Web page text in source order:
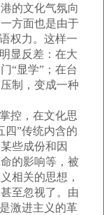
的文化气氛向
方面也是由于
权力。这样一
显反差：在大
“显学”；在台
制，变成一种
控，在文化思
四”传统内含的
些成份和因
的影响等，被
相关的思想，
至忽视了。由
激进主义的革